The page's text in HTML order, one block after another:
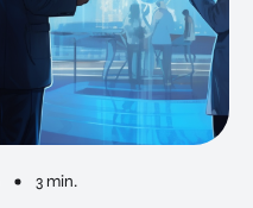
3 min.